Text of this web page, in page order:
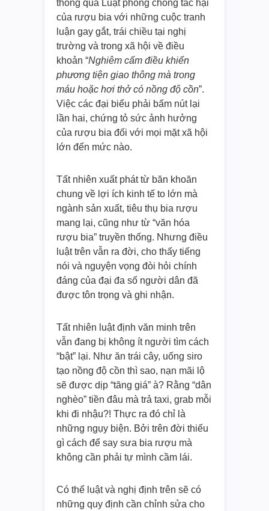
thông qua Luật phòng chống tác hại
của rượu bia với những cuộc tranh
luận gay gắt, trái chiều tại nghị
trường và trong xã hội về điều
khoản “Nghiêm cấm điều khiển
phương tiện giao thông mà trong
máu hoặc hơi thở có nồng độ cồn”.
Việc các đại biểu phải bấm nút lại
lần hai, chứng tỏ sức ảnh hưởng
của rượu bia đối với mọi mặt xã hội
lớn đến mức nào.
Tất nhiên xuất phát từ băn khoăn
chung về lợi ích kinh tế to lớn mà
ngành sản xuất, tiêu thụ bia rượu
mang lại, cũng như từ “văn hóa
rượu bia” truyền thống. Nhưng điều
luật trên vẫn ra đời, cho thấy tiếng
nói và nguyện vọng đòi hỏi chính
đáng của đại đa số người dân đã
được tôn trọng và ghi nhận.
Tất nhiên luật định văn minh trên
vẫn đang bị không ít người tìm cách
“bật” lại. Như ăn trái cây, uống siro
tạo nồng độ cồn thì sao, nạn mãi lộ
sẽ được dịp “tăng giá” à? Rằng “dân
nghèo” tiền đâu mà trả taxi, grab mỗi
khi đi nhậu?! Thực ra đó chỉ là
những ngụy biện. Bởi trên đời thiếu
gì cách để say sưa bia rượu mà
không cần phải tự mình cầm lái.
Có thể luật và nghị định trên sẽ có
những quy định cần chỉnh sửa cho